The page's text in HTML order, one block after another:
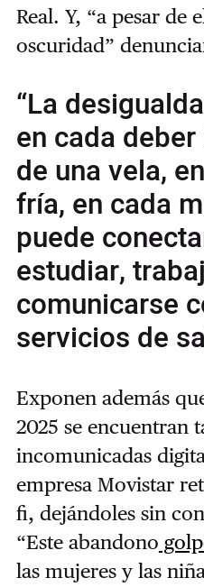
Real. Y, “a pesar de
oscuridad”
“La
en cada
de una vela,
fría, en cada
puede
estudiar,
comunicarse
servicios de
Exponen además
2025 se encuentran
incomunicadas
empresa Movistar
fi, dejándoles sin
“Este abandono
las mujeres y las